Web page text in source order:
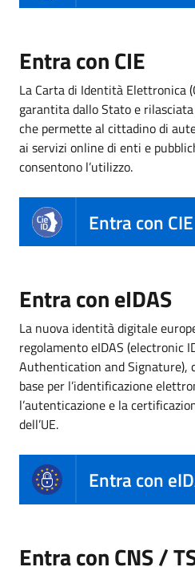
Entra con CIE
La Carta di Identità Elettronica
garantita dallo Stato e
che permette al cittadino di
ai servizi online di enti e
consentono l’utilizzo.
Entra con CIE
Entra con eIDAS
La nuova identità digitale
regolamento eIDAS (electronic
Authentication and Signature),
base per l’identificazione
l’autenticazione e la
dell’UE.
Entra con
Entra con CNS /